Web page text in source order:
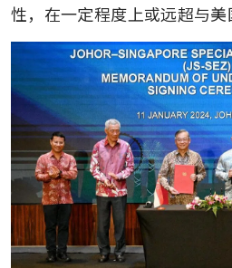
性，在一定程度上或远超与美